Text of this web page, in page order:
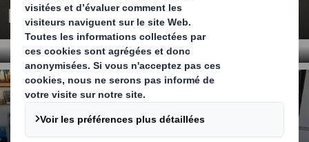
Notre gamme machines
Ligne complète